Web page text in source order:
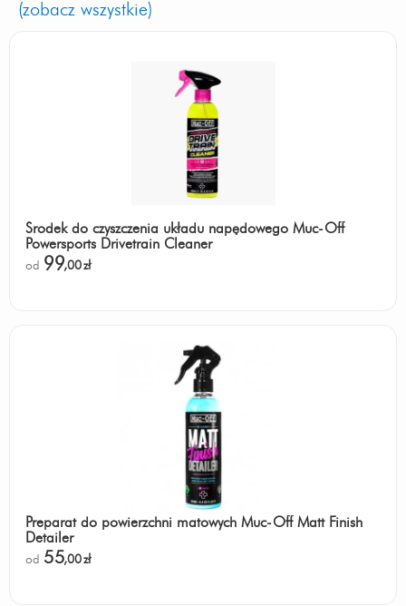
(zobacz wszystkie)
Środek do czyszczenia układu napędowego Muc-Off
Powersports Drivetrain Cleaner
od 99,00zł
Preparat do powierzchni matowych Muc-Off Matt Finish
Detailer
od 55,00zł